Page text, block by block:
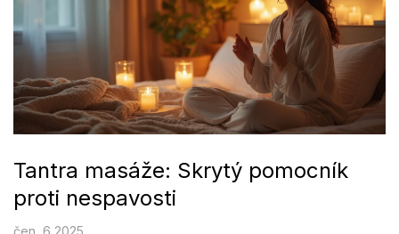
Tantra masáže: Skrytý pomocník
proti nespavosti